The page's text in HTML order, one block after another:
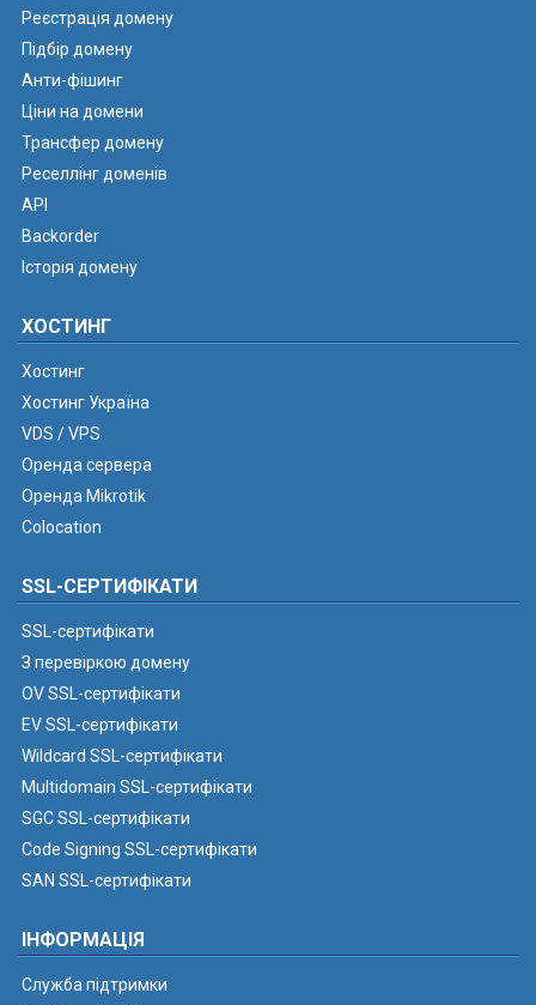
Реєстрація домену
Підбір домену
Анти-фішинг
Ціни на домени
Трансфер домену
Реселлінг доменів
API
Backorder
Історія домену
ХОСТИНГ
Хостинг
Хостинг Україна
VDS / VPS
Оренда сервера
Оренда Mikrotik
Colocation
SSL-СЕРТИФІКАТИ
SSL-сертифікати
З перевіркою домену
OV SSL-сертифікати
EV SSL-сертифікати
Wildcard SSL-сертифікати
Multidomain SSL-сертифікати
SGC SSL-сертифікати
Code Signing SSL-сертифікати
SAN SSL-сертифікати
ІНФОРМАЦІЯ
Служба підтримки